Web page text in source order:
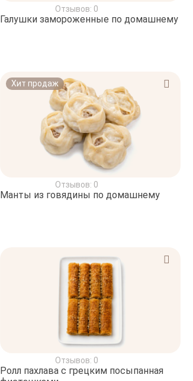
Отзывов: 0
Галушки замороженные по домашнему
Хит продаж
Отзывов: 0
Манты из говядины по домашнему
Отзывов: 0
Ролл пахлава с грецким посыпанная